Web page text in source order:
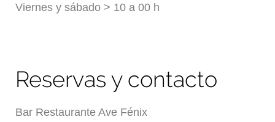
Viernes y sábado > 10 a 00 h
Reservas y contacto
Bar Restaurante Ave Fénix